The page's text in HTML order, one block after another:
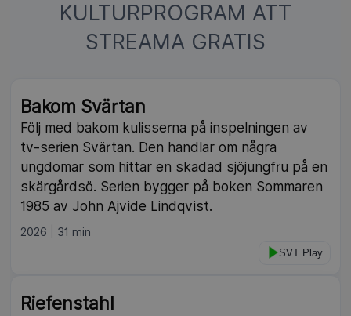
KULTURPROGRAM ATT
STREAMA GRATIS
Bakom Svärtan
Följ med bakom kulisserna på inspelningen av
tv-serien Svärtan. Den handlar om några
ungdomar som hittar en skadad sjöjungfru på en
skärgårdsö. Serien bygger på boken Sommaren
1985 av John Ajvide Lindqvist.
2026 31 min
SVT Play
Riefenstahl